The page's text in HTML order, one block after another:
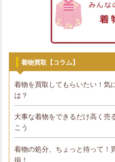
着物買取【コラム】
着物を買取してもらいたい！気
は？
大事な着物をできるだけ高く売
こう
着物の処分、ちょっと待って！
損！